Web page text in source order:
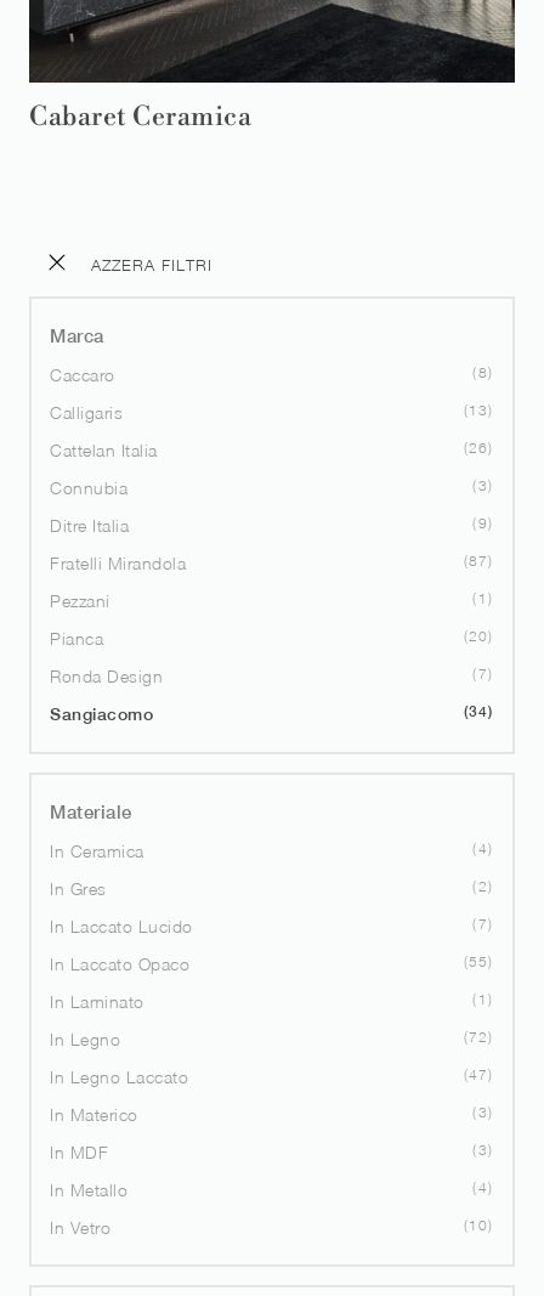
AZZERA FILTRI
Marca
Caccaro
8
Calligaris 13
Cattelan Italia 26
Connubia 3
Ditre Italia 9
Fratelli Mirandola 87
Pezzani 1
Pianca 20
Ronda Design 7
Sangiacomo 34
Materiale
In Ceramica
4
In Gres 2
In Laccato Lucido 7
In Laccato Opaco 55
In Laminato 1
In Legno 72
In Legno Laccato 47
In Materico 3
In MDF 3
In Metallo 4
In Vetro 10
Cabaret Ceramica